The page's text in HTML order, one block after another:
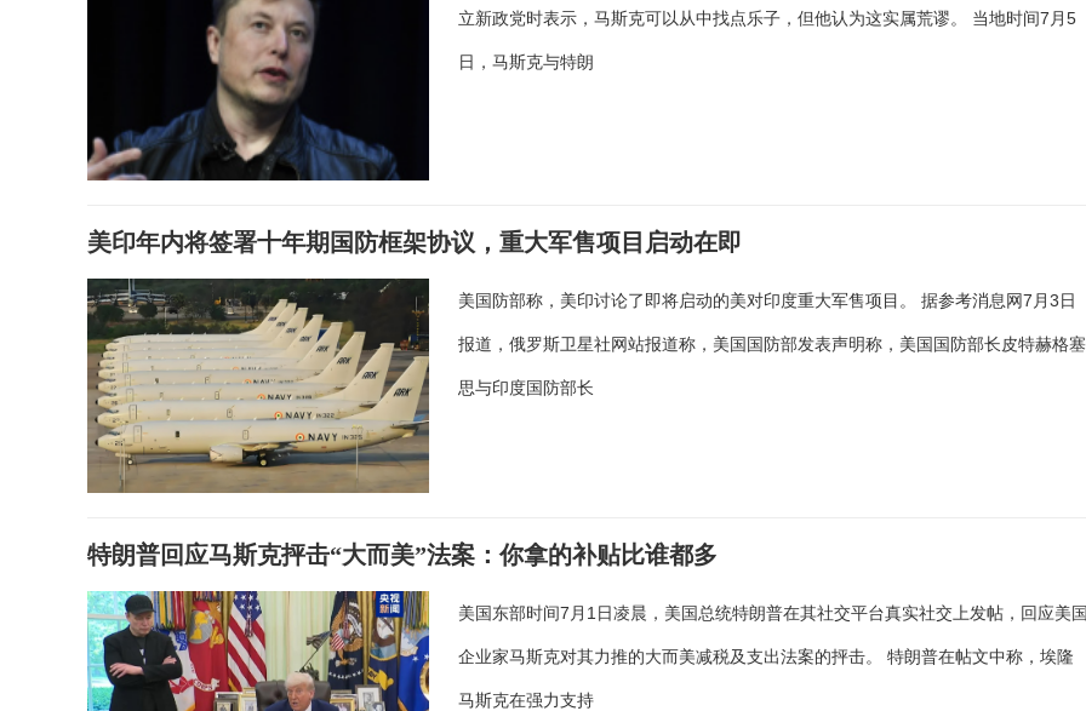
立新政党时表示，马斯克可以从中找点乐子，但他认为这实属荒谬。 当地时间7月5
日，马斯克与特朗
美印年内将签署十年期国防框架协议，重大军售项目启动在即
美国防部称，美印讨论了即将启动的美对印度重大军售项目。 据参考消息网7月3日
报道，俄罗斯卫星社网站报道称，美国国防部发表声明称，美国国防部长皮特赫格塞
思与印度国防部长
特朗普回应马斯克抨击“大而美”法案：你拿的补贴比谁都多
美国东部时间7月1日凌晨，美国总统特朗普在其社交平台真实社交上发帖，回应美
企业家马斯克对其力推的大而美减税及支出法案的抨击。 特朗普在帖文中称，埃隆
马斯克在强力支持